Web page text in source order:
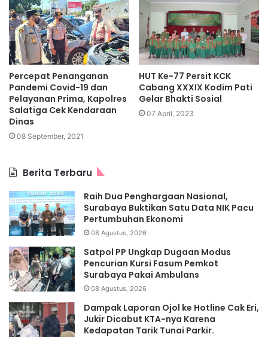
Percepat Penanganan
Pandemi Covid-19 dan
Pelayanan Prima, Kapolres
Salatiga Cek Kendaraan
Dinas
08 September, 2021
HUT Ke-77 Persit KCK
Cabang XXXIX Kodim Pati
Gelar Bhakti Sosial
07 April, 2023
Berita Terbaru
Raih Dua Penghargaan Nasional,
Surabaya Buktikan Satu Data NIK Pacu
Pertumbuhan Ekonomi
08 Agustus, 2026
Satpol PP Ungkap Dugaan Modus
Pencurian Kursi Fasum Pemkot
Surabaya Pakai Ambulans
08 Agustus, 2026
Dampak Laporan Ojol ke Hotline Cak Eri,
Jukir Dicabut KTA-nya Karena
Kedapatan Tarik Tunai Parkir.